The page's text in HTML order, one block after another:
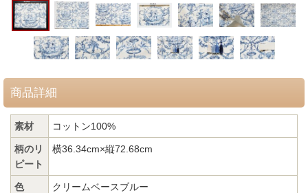
商品詳細
素材 コットン100%
柄のリ
ピート
横36.34cm×縦72.68cm
色 クリームベースブルー